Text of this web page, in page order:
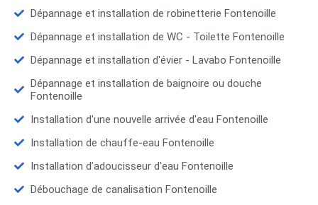
Dépannage et installation de robinetterie Fontenoille
Dépannage et installation de WC - Toilette Fontenoille
Dépannage et installation d'évier - Lavabo Fontenoille
Dépannage et installation de baignoire ou douche
Fontenoille
Installation d'une nouvelle arrivée d'eau Fontenoille
Installation de chauffe-eau Fontenoille
Installation d’adoucisseur d'eau Fontenoille
Débouchage de canalisation Fontenoille